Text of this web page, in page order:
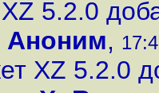
5.2.0
Аноним,
XZ 5.2.0